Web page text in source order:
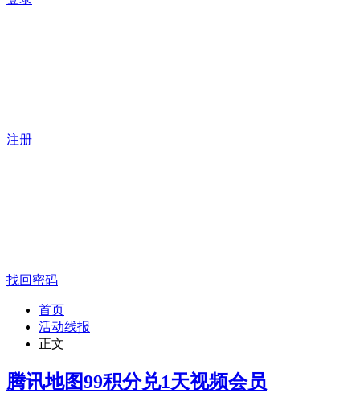
注册
找回密码
首页
活动线报
正文
腾讯地图99积分兑1天视频会员